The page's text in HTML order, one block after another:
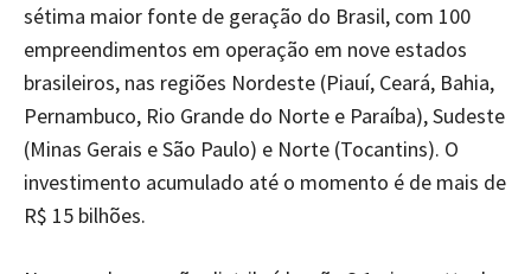
sétima maior fonte de geração do Brasil, com 100
empreendimentos em operação em nove estados
brasileiros, nas regiões Nordeste (Piauí, Ceará, Bahia,
Pernambuco, Rio Grande do Norte e Paraíba), Sudeste
(Minas Gerais e São Paulo) e Norte (Tocantins). O
investimento acumulado até o momento é de mais de
R$ 15 bilhões.